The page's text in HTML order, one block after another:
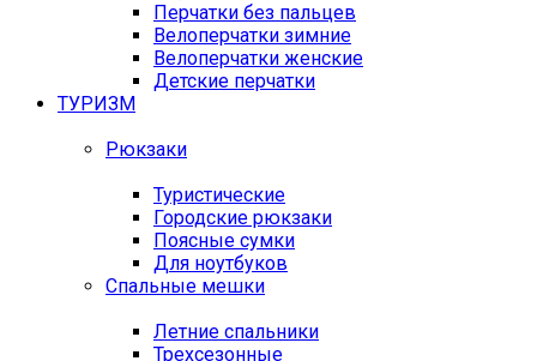
Перчатки без пальцев
Велоперчатки зимние
Велоперчатки женские
Детские перчатки
ТУРИЗМ
Рюкзаки
Туристические
Городские рюкзаки
Поясные сумки
Для ноутбуков
Спальные мешки
Летние спальники
Трехсезонные